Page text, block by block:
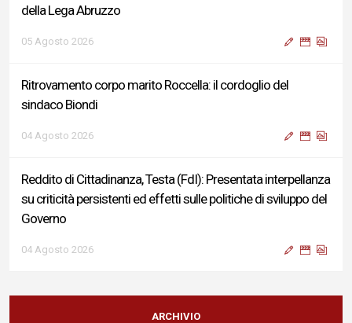
della Lega Abruzzo
05 Agosto 2026
Ritrovamento corpo marito Roccella: il cordoglio del
sindaco Biondi
04 Agosto 2026
Reddito di Cittadinanza, Testa (FdI): Presentata interpellanza
su criticità persistenti ed effetti sulle politiche di sviluppo del
Governo
04 Agosto 2026
Sigismondi, Liris e Testa: “Profondo cordoglio e vicinanza al
Ministro Roccella e alla sua famiglia”
ARCHIVIO